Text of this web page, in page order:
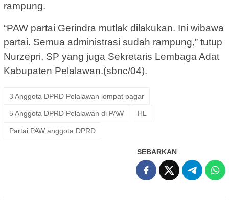
rampung.
“PAW partai Gerindra mutlak dilakukan. Ini wibawa
partai. Semua administrasi sudah rampung,” tutup
Nurzepri, SP yang juga Sekretaris Lembaga Adat
Kabupaten Pelalawan.(sbnc/04).
3 Anggota DPRD Pelalawan lompat pagar
5 Anggota DPRD Pelalawan di PAW HL
Partai PAW anggota DPRD
SEBARKAN